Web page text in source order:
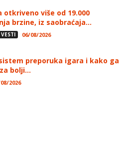
otkriveno više od 19.000
brzine, iz saobraćaja...
06/08/2026
preporuka igara i kako ga
bolji...
2026